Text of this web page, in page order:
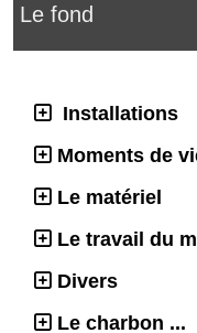
Le fond
Installations
Moments de
Le matériel
Le travail du
Divers
Le charbon ...